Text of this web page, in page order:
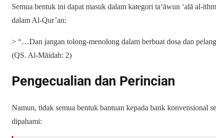
Semua bentuk ini dapat masuk dalam kategori ta‘āwun ‘alā al-
dalam Al-Qur’an:
> “…Dan jangan tolong-menolong dalam berbuat dosa dan
(QS. Al-Māidah: 2)
Pengecualian dan Perincian
Namun, tidak semua bentuk bantuan kepada bank konvensional
dipahami: